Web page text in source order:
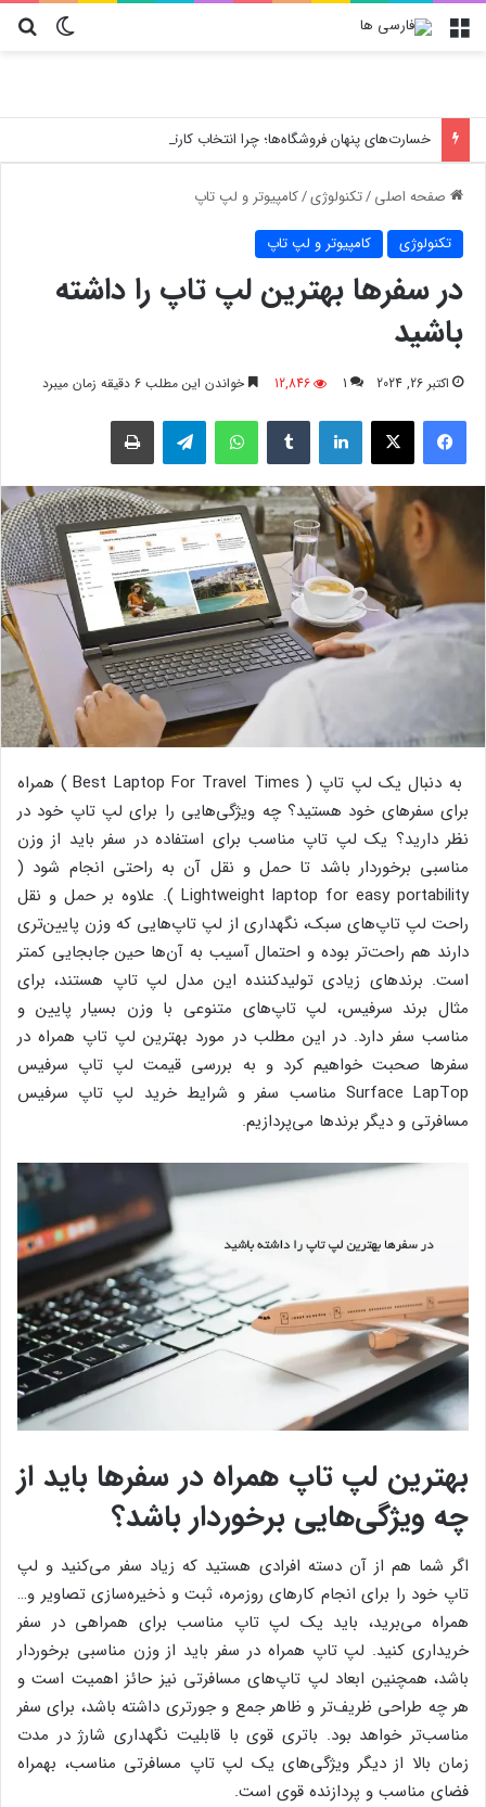
تغییر منو
خسارت‌های پنهان فروشگاه‌ها؛ چرا انتخاب کارتن پستی حیاتی است؟
صفحه اصلی/تکنولوژی/کامپیوتر و لپ تاپ
تکنولوژی کامپیوتر و لپ تاپ
در سفرها بهترین لپ تاپ را داشته
باشید
اکتبر 26, 2024 1
12,846 خواندن این مطلب 6 دقیقه زمان میبرد
فیسبوک لینکدین واتس آپ
به دنبال یک لپ تاپ ( Best Laptop For Travel Times ) همراه
برای سفرهای خود هستید؟ چه ویژگی‌هایی را برای لپ تاپ خود در
نظر دارید؟ یک لپ تاپ مناسب برای استفاده در سفر باید از وزن
مناسبی برخوردار باشد تا حمل و نقل آن به راحتی انجام شود (
Lightweight laptop for easy portability ). علاوه بر حمل و نقل
راحت لپ تاپ‌های سبک، نگهداری از لپ تاپ‌هایی که وزن پایین‌تری
دارند هم راحت‌تر بوده و احتمال آسیب به آن‌ها حین جابجایی کمتر
است. برندهای زیادی تولیدکننده این مدل لپ تاپ هستند، برای
مثال برند سرفیس، لپ تاپ‌های متنوعی با وزن بسیار پایین و
مناسب سفر دارد. در این مطلب در مورد بهترین لپ تاپ همراه در
سفرها صحبت خواهیم کرد و به بررسی قیمت لپ تاپ سرفیس
Surface LapTop مناسب سفر و شرایط خرید لپ تاپ سرفیس
مسافرتی و دیگر برندها می‌پردازیم.
بهترین لپ تاپ همراه در سفرها باید از
چه ویژگی‌هایی برخوردار باشد؟
اگر شما هم از آن دسته افرادی هستید که زیاد سفر می‌کنید و لپ
تاپ خود را برای انجام کارهای روزمره، ثبت و ذخیره‌سازی تصاویر و…
همراه می‌برید، باید یک لپ تاپ مناسب برای همراهی در سفر
خریداری کنید. لپ تاپ همراه در سفر باید از وزن مناسبی برخوردار
باشد، همچنین ابعاد لپ تاپ‌های مسافرتی نیز حائز اهمیت است و
هر چه طراحی ظریف‌تر و ظاهر جمع و جورتری داشته باشد، برای سفر
مناسب‌تر خواهد بود. باتری قوی با قابلیت نگهداری شارژ در مدت
زمان بالا از دیگر ویژگی‌های یک لپ تاپ مسافرتی مناسب، بهمراه
فضای مناسب و پردازنده قوی است.